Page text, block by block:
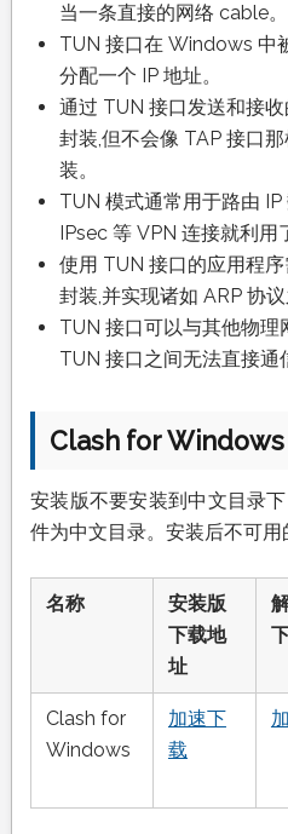
当一条直接的网络 cable。
TUN 接口在 Windows 中
分配一个 IP 地址。
通过 TUN 接口发送和接
封装,但不会像 TAP 接口
装。
TUN 模式通常用于路由 IP
IPsec 等 VPN 连接就利用
使用 TUN 接口的应用程
封装,并实现诸如 ARP 协议
TUN 接口可以与其他物理
TUN 接口之间无法直接通
Clash for Windows
安装版不要安装到中文目录
件为中文目录。安装后不可用
名称
安装版
下载地
址
Clash for
Windows
加速下
载